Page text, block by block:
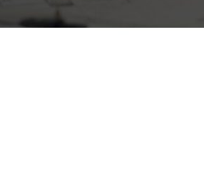
Особенные
уголки